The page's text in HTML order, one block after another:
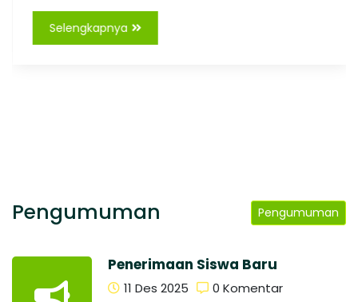
Selengkapnya
Pengumuman Pengumuman
Penerimaan Siswa Baru
11 Des 2025 0 Komentar